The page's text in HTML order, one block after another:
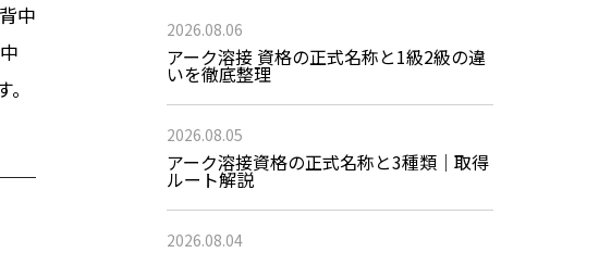
中
2026.08.06
アーク溶接 資格の正式名称と1級2級の違
いを徹底整理
2026.08.05
アーク溶接資格の正式名称と3種類｜取得
ルート解説
2026.08.04